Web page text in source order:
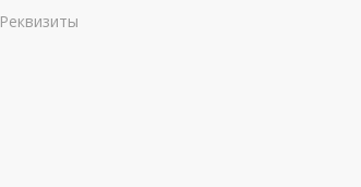
Реквизиты